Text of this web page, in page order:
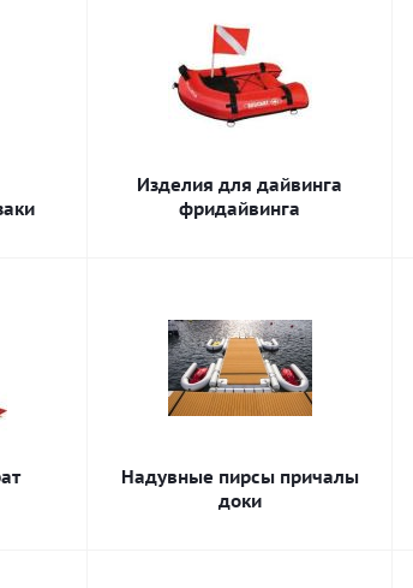
Изделия для дайвинга
фридайвинга
Надувные пирсы причалы
доки